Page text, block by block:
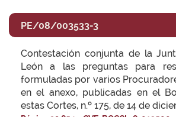
PE/08/003533-3
Contestación conjunta de la
León a las preguntas para
formuladas por varios
en el anexo, publicadas en el
estas Cortes, n.º 175, de 14 de